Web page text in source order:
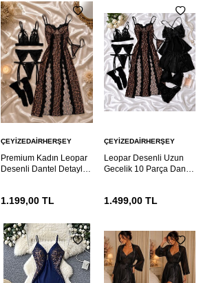
ÇEYIZEDAIRHERŞEY
Premium Kadın Leopar
Desenli Dantel Detaylı 6
1.199,00 TL
ÇEYIZEDAIRHERŞEY
Leopar Desenli Uzun
Gecelik 10 Parça Dantel
1.499,00TL